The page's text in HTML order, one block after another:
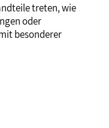
treten, wie
oder
besonderer